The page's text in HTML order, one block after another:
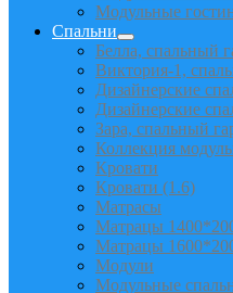
Модульные
Спальни
Белла, спальный
Виктория-1,
Дизайнерские
Дизайнерские
Зара, спальный
Коллекция
Кровати
Кровати (1.6)
Матрасы
Матрацы
Матрацы
Модули
Модульные